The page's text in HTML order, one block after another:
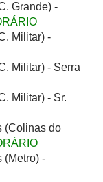
Grande) -
Militar) -
Militar) - Serra
Militar) - Sr.
(Colinas do
(Metro) -